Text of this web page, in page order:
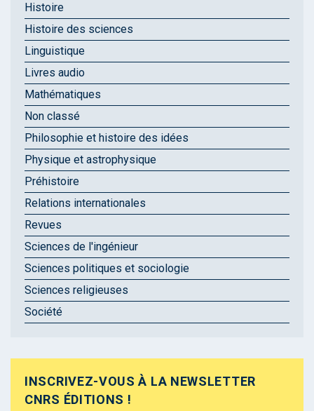
Histoire
Histoire des sciences
Linguistique
Livres audio
Mathématiques
Non classé
Philosophie et histoire des idées
Physique et astrophysique
Préhistoire
Relations internationales
Revues
Sciences de l'ingénieur
Sciences politiques et sociologie
Sciences religieuses
Société
INSCRIVEZ-VOUS À LA NEWSLETTER
CNRS ÉDITIONS !